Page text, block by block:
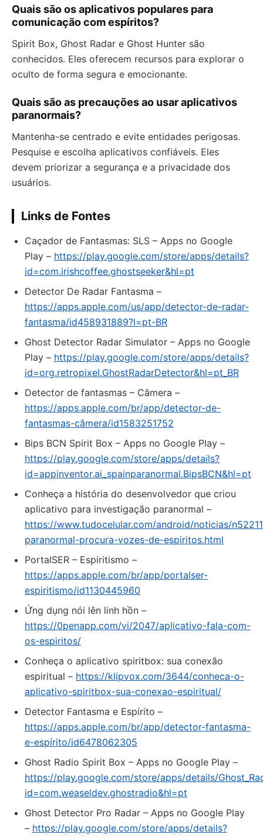
Quais são os aplicativos populares para
comunicação com espíritos?
Spirit Box, Ghost Radar e Ghost Hunter são
conhecidos. Eles oferecem recursos para explorar o
oculto de forma segura e emocionante.
Quais são as precauções ao usar aplicativos
paranormais?
Mantenha-se centrado e evite entidades perigosas.
Pesquise e escolha aplicativos confiáveis. Eles
devem priorizar a segurança e a privacidade dos
usuários.
Links de Fontes
Caçador de Fantasmas: SLS – Apps no Google
Play – https://play.google.com/store/apps/details?
id=com.irishcoffee.ghostseeker&hl=pt
‎Detector De Radar Fantasma –
https://apps.apple.com/us/app/detector-de-radar-
fantasma/id458931889?l=pt-BR
Ghost Detector Radar Simulator – Apps no Google
Play – https://play.google.com/store/apps/details?
id=org.retropixel.GhostRadarDetector&hl=pt_BR
‎Detector de fantasmas – Câmera –
https://apps.apple.com/br/app/detector-de-
fantasmas-câmera/id1583251752
Bips BCN Spirit Box – Apps no Google Play –
https://play.google.com/store/apps/details?
id=appinventor.ai_spainparanormal.BipsBCN&hl=pt
Conheça a história do desenvolvedor que criou
aplicativo para investigação paranormal –
https://www.tudocelular.com/android/noticias/
paranormal-procura-vozes-de-espiritos.html
‎PortalSER – Espiritismo –
https://apps.apple.com/br/app/portalser-
espiritismo/id1130445960
Ứng dụng nói lên linh hồn –
https://0penapp.com/vi/2047/aplicativo-fala-com-
os-espiritos/
Conheça o aplicativo spiritbox: sua conexão
espiritual – https://klipvox.com/3644/conheca-o-
aplicativo-spiritbox-sua-conexao-espiritual/
‎Detector Fantasma e Espírito –
https://apps.apple.com/br/app/detector-fantasma-
e-espírito/id6478062305
Ghost Radio Spirit Box – Apps no Google Play –
https://play.google.com/store/apps/details/
id=com.weaseldev.ghostradio&hl=pt
Ghost Detector Pro Radar – Apps no Google Play
– https://play.google.com/store/apps/details?